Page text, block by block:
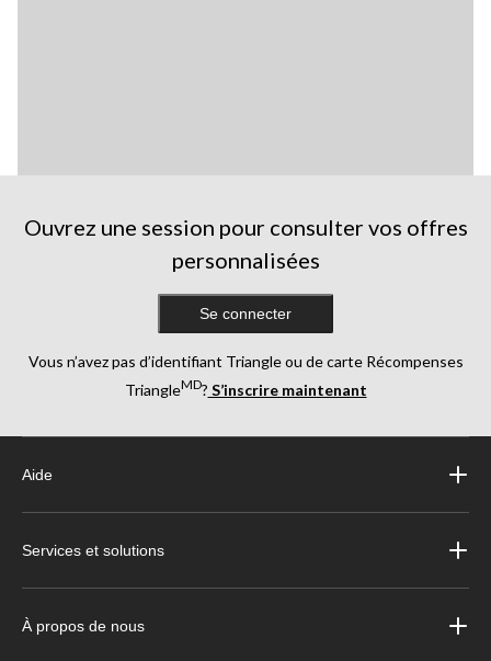
Ouvrez une session pour consulter vos offres
personnalisées
Se connecter
Vous n’avez pas d’identifiant Triangle ou de carte Récompenses
TriangleMD? S’inscrire maintenant
Aide
Services et solutions
À propos de nous